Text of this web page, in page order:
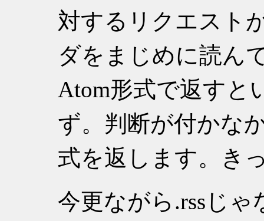
対するリクエスト
ダをまじめに読ん
Atom形式で返すと
ず。判断が付かな
式を返します。き
今更ながら.rssじゃ